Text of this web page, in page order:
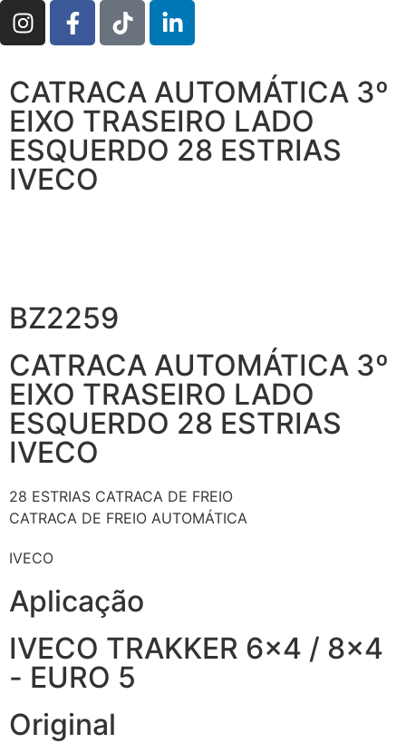
CATRACA AUTOMÁTICA 3º
EIXO TRASEIRO LADO
ESQUERDO 28 ESTRIAS
IVECO
BZ2259
CATRACA AUTOMÁTICA 3º
EIXO TRASEIRO LADO
ESQUERDO 28 ESTRIAS
IVECO
28 ESTRIAS CATRACA DE FREIO
CATRACA DE FREIO AUTOMÁTICA
IVECO
Aplicação
IVECO TRAKKER 6x4 / 8x4
- EURO 5
Original